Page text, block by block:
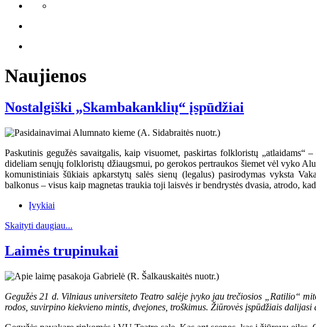
Naujienos
Nostalgiški „Skambakanklių“ įspūdžiai
Paskutinis gegužės savaitgalis, kaip visuomet, paskirtas folkloristų
dideliam senųjų folkloristų džiaugsmui, po gerokos pertraukos šiemet vėl vyko
komunistiniais šūkiais apkarstytų salės sienų (legalus) pasirodymas vyksta
balkonus – visus kaip magnetas traukia toji laisvės ir bendrystės dvasia, atrodo,
Įvykiai
Skaityti daugiau...
Laimės trupinukai
Gegužės 21 d. Vilniaus universiteto Teatro salėje įvyko jau trečiosios „Ratilio“
rodos, suvirpino kiekvieno mintis, dvejones, troškimus. Žiūrovės įspūdžiais dalijasi